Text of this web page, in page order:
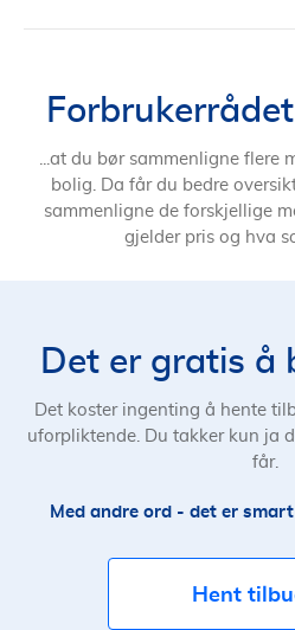
...at du bør sammenligne flere
bolig. Da får du bedre
sammenligne de forskjellige
gjelder pris og hva
Det er gratis å
Det koster ingenting å hente
uforpliktende. Du takker kun ja
får.
Med andre ord - det er
Hent